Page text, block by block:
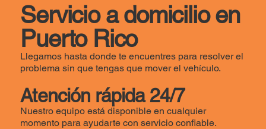
Servicio a domicilio en
Puerto Rico
Llegamos hasta donde te encuentres para resolver el
problema sin que tengas que mover el vehículo.
Atención rápida 24/7
Nuestro equipo está disponible en cualquier
momento para ayudarte con servicio confiable.